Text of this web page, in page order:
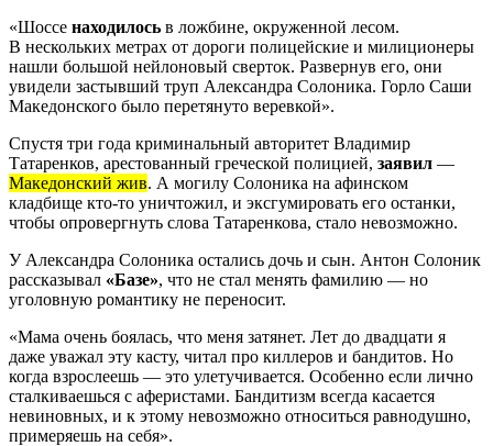
«Шоссе находилось в ложбине, окруженной лесом.
В нескольких метрах от дороги полицейские и милиционеры
нашли большой нейлоновый сверток. Развернув его, они
увидели застывший труп Александра Солоника. Горло Саши
Македонского было перетянуто веревкой».
Спустя три года криминальный авторитет Владимир
Татаренков, арестованный греческой полицией, заявил —
Македонский жив. А могилу Солоника на афинском
кладбище кто-то уничтожил, и эксгумировать его останки,
чтобы опровергнуть слова Татаренкова, стало невозможно.
У Александра Солоника остались дочь и сын. Антон Солоник
рассказывал «Базе», что не стал менять фамилию — но
уголовную романтику не переносит.
«Мама очень боялась, что меня затянет. Лет до двадцати я
даже уважал эту касту, читал про киллеров и бандитов. Но
когда взрослеешь — это улетучивается. Особенно если лично
сталкиваешься с аферистами. Бандитизм всегда касается
невиновных, и к этому невозможно относиться равнодушно,
примеряешь на себя».